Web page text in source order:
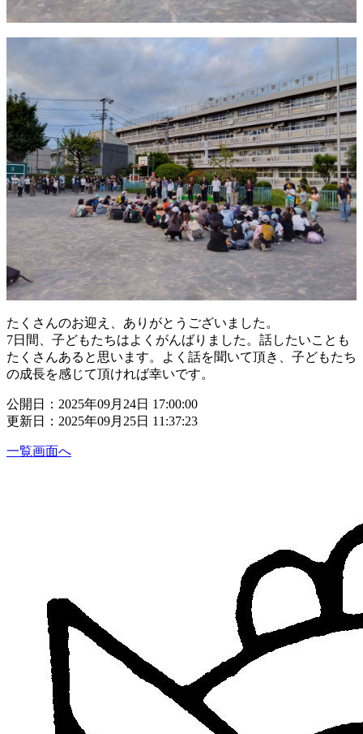
たくさんのお迎え、ありがとうございました。
7日間、子どもたちはよくがんばりました。話したいことも
たくさんあると思います。よく話を聞いて頂き、子どもたち
の成長を感じて頂ければ幸いです。
公開日：2025年09月24日 17:00:00
更新日：2025年09月25日 11:37:23
一覧画面へ